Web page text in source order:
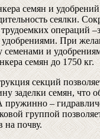
семян и удобрений
сеялки.
операций
удобрениями. При
семенами и
семян до 1750 кг.
секций
заделки семян, что
–
группой
на почву.